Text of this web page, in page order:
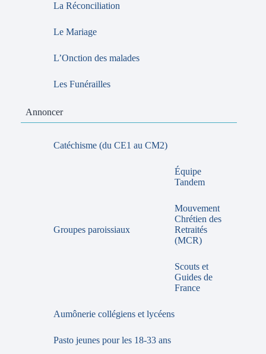
La Réconciliation
Le Mariage
L’Onction des malades
Les Funérailles
Annoncer
Catéchisme (du CE1 au CM2)
Groupes paroissiaux
Équipe
Tandem
Mouvement
Chrétien des
Retraités
(MCR)
Scouts et
Guides de
France
Aumônerie collégiens et lycéens
Pasto jeunes pour les 18-33 ans